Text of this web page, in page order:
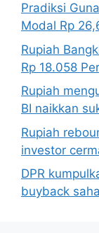
Pradiksi
Modal Rp
Rupiah
Rp 18.058
Rupiah
BI naikkan
Rupiah
investor
DPR
buyback